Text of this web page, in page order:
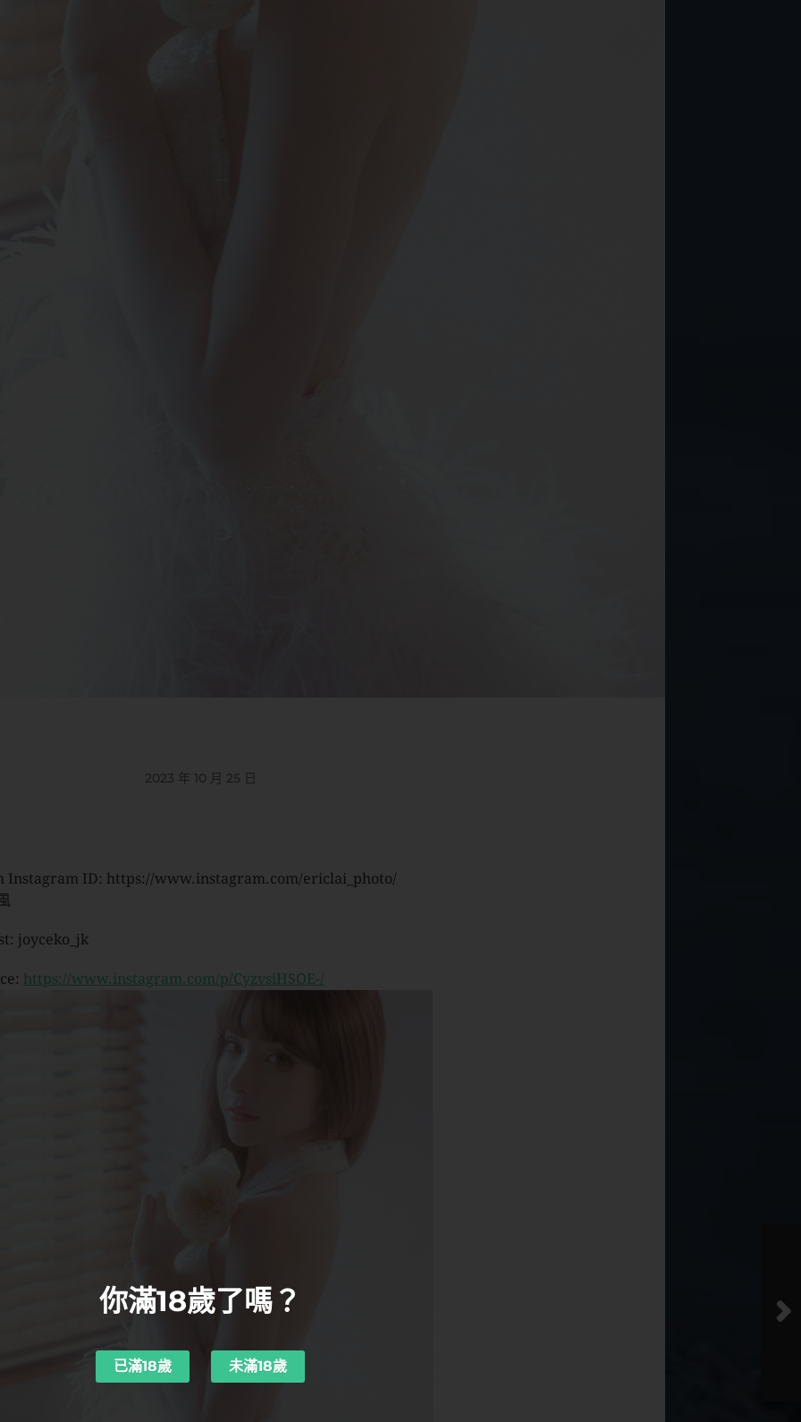
2023 年 10 月 25 日
Instagram ID: https://www.instagram.com/ericlai_photo/
joyceko_jk
https://www.instagram.com/p/CyzvsiHSOE-/
你滿18歲了嗎？
已滿18歲 未滿18歲